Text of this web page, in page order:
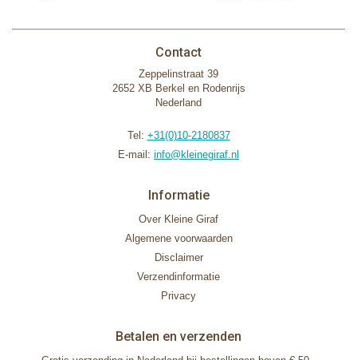
Contact
Zeppelinstraat 39
2652 XB Berkel en Rodenrijs
Nederland
Tel: +31(0)10-2180837
E-mail: info@kleinegiraf.nl
Informatie
Over Kleine Giraf
Algemene voorwaarden
Disclaimer
Verzendinformatie
Privacy
Betalen en verzenden